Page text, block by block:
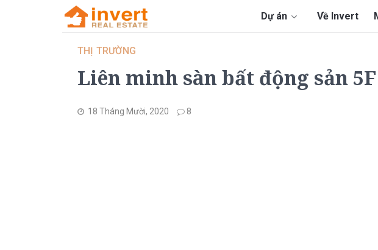
Dự án Về Invert
THỊ TRƯỜNG
Liên minh sàn bất động sản
18 Tháng Mười, 2020 8